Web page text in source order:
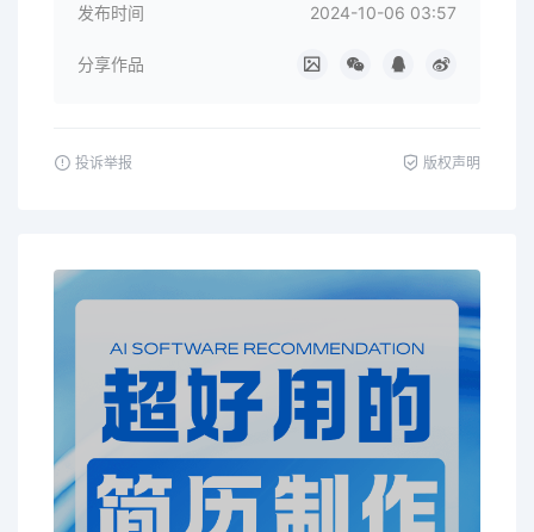
发布时间 2024-10-06 03:57
分享作品
投诉举报 版权声明